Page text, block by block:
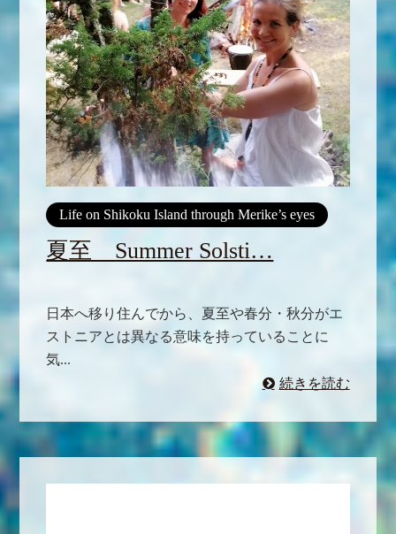
Life on Shikoku Island through Merike’s eyes
夏至 Summer Solsti…
日本へ移り住んでから、夏至や春分・秋分がエ
ストニアとは異なる意味を持っていることに
気...
続きを読む